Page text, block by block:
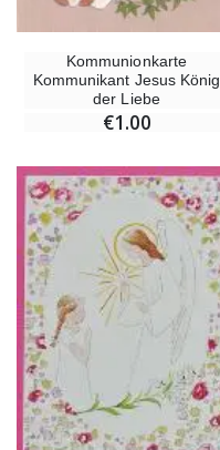
Kommunionkarte
Kommunikant Jesus König
der Liebe
€1.00